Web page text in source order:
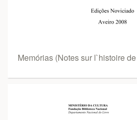
Memórias (Notes sur l`histoire